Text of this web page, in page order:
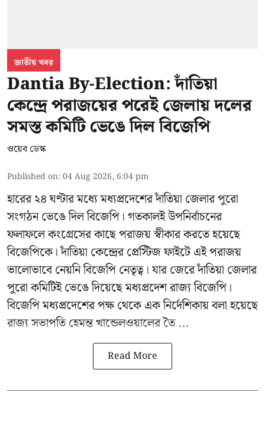
জাতীয় খবর
Dantia By-Election: দাঁতিয়া
কেন্দ্রে পরাজয়ের পরেই জেলায় দলের
সমস্ত কমিটি ভেঙে দিল বিজেপি
ওয়েব ডেস্ক
Published on:04 Aug 2026, 6:04 pm
হারের ২৪ ঘণ্টার মধ্যে মধ্যপ্রদেশের দাঁতিয়া জেলার পুরো
সংগঠন ভেঙে দিল বিজেপি। গতকালই উপনির্বাচনের
ফলাফলে কংগ্রেসের কাছে পরাজয় স্বীকার করতে হয়েছে
বিজেপিকে। দাঁতিয়া কেন্দ্রের প্রেস্টিজ ফাইটে এই পরাজয়
ভালোভাবে নেয়নি বিজেপি নেতৃত্ব। যার জেরে দাঁতিয়া জেলার
পুরো কমিটিই ভেঙে দিয়েছে মধ্যপ্রদেশ রাজ্য বিজেপি।
বিজেপি মধ্যপ্রদেশের পক্ষ থেকে এক নির্দেশিকায় বলা হয়েছে
রাজ্য সভাপতি হেমন্ত খান্ডেলওয়ালের তৈ ...
Read More